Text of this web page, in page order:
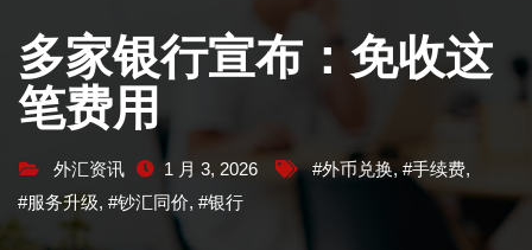
多家银行宣布：免收这
笔费用
外汇资讯 1 月 3, 2026 #外币兑换,#手续费,
#服务升级, #钞汇同价, #银行